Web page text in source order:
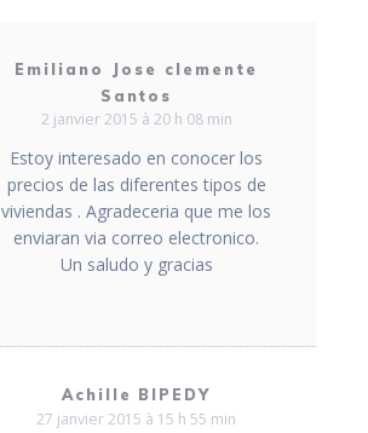
Emiliano Jose clemente
Santos
2 janvier 2015 à 20 h 08 min
Estoy interesado en conocer los
precios de las diferentes tipos de
viviendas . Agradeceria que me los
enviaran via correo electronico.
Un saludo y gracias
Achille BIPEDY
27 janvier 2015 à 15 h 55 min